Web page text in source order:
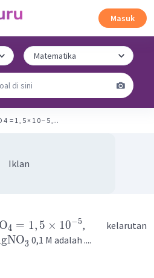
Masuk
= 1 , 5 × 1 0 − 5 ,...
Iklan
4 = 1, 5 × 10−5, kelarutan
3 0,1 M adalah ....